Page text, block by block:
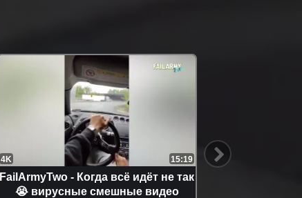
4K 15:19
FailArmyTwo - Когда всё идёт не так
😭 вирусные смешные видео